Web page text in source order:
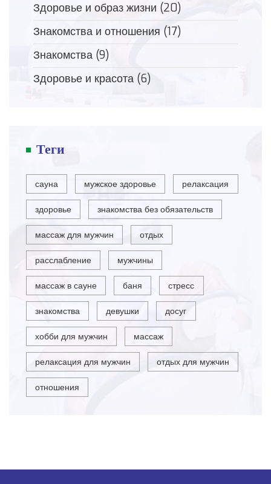
Здоровье и образ жизни (20)
Знакомства и отношения (17)
Знакомства (9)
Здоровье и красота (6)
Теги
сауна мужское здоровье релаксация
здоровье знакомства без обязательств
массаж для мужчин отдых
расслабление мужчины
массаж в сауне баня стресс
знакомства девушки досуг
хобби для мужчин массаж
релаксация для мужчин отдых для мужчин
отношения